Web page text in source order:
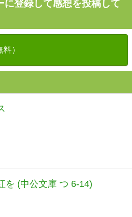
に登録して感想を投稿して
）
を (中公文庫 つ 6-14)